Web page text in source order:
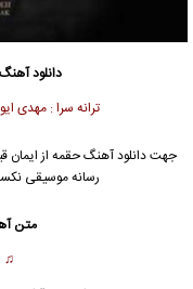
دانلود
ترانه سرا : مهدی
جهت دانلود آهنگ حقمه از ایمان
رسانه موسیقی
متن